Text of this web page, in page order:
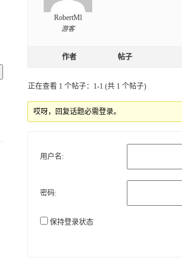
RobertMl
游客
作者 帖子
正在查看 1 个帖子：1-1 (共 1 个帖子)
哎呀，回复话题必需登录。
用户名:
密码:
保持登录状态